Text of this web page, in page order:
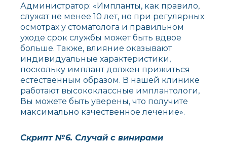
Администратор: «Импланты, как правило,
служат не менее 10 лет, но при регулярных
осмотрах у стоматолога и правильном
уходе срок службы может быть вдвое
больше. Также, влияние оказывают
индивидуальные характеристики,
поскольку имплант должен прижиться
естественным образом. В нашей клинике
работают высококлассные имплантологи,
Вы можете быть уверены, что получите
максимально качественное лечение».
Скрипт №6. Случай с винирами